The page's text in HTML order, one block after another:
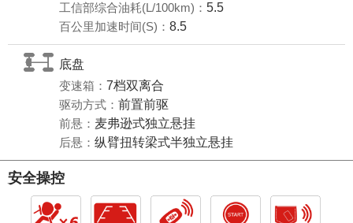
工信部综合油耗(L/100km)： 5.5
百公里加速时间(S)： 8.5
底盘
变速箱： 7档双离合
驱动方式： 前置前驱
前悬： 麦弗逊式独立悬挂
后悬： 纵臂扭转梁式半独立悬挂
安全操控